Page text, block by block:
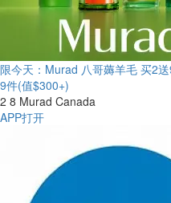
限今天：Murad 八哥薅羊毛 买2
9件(值$300+)
2 8 Murad Canada
APP打开